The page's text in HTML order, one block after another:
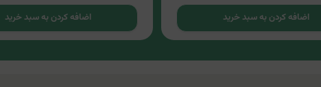
اضافه کردن به سبد خرید اضافه کردن به سبد خرید